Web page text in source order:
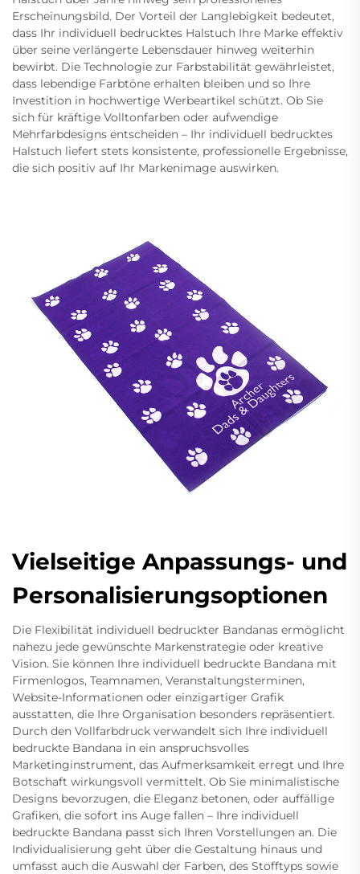
Erscheinungsbild. Der Vorteil der Langlebigkeit bedeutet,
dass Ihr individuell bedrucktes Halstuch Ihre Marke effektiv
über seine verlängerte Lebensdauer hinweg weiterhin
bewirbt. Die Technologie zur Farbstabilität gewährleistet,
dass lebendige Farbtöne erhalten bleiben und so Ihre
Investition in hochwertige Werbeartikel schützt. Ob Sie
sich für kräftige Volltonfarben oder aufwendige
Mehrfarbdesigns entscheiden – Ihr individuell bedrucktes
Halstuch liefert stets konsistente, professionelle Ergebnisse,
die sich positiv auf Ihr Markenimage auswirken.
Vielseitige Anpassungs- und
Personalisierungsoptionen
Die Flexibilität individuell bedruckter Bandanas ermöglicht
nahezu jede gewünschte Markenstrategie oder kreative
Vision. Sie können Ihre individuell bedruckte Bandana mit
Firmenlogos, Teamnamen, Veranstaltungsterminen,
Website-Informationen oder einzigartiger Grafik
ausstatten, die Ihre Organisation besonders repräsentiert.
Durch den Vollfarbdruck verwandelt sich Ihre individuell
bedruckte Bandana in ein anspruchsvolles
Marketinginstrument, das Aufmerksamkeit erregt und Ihre
Botschaft wirkungsvoll vermittelt. Ob Sie minimalistische
Designs bevorzugen, die Eleganz betonen, oder auffällige
Grafiken, die sofort ins Auge fallen – Ihre individuell
bedruckte Bandana passt sich Ihren Vorstellungen an. Die
Individualisierung geht über die Gestaltung hinaus und
umfasst auch die Auswahl der Farben, des Stofftyps sowie